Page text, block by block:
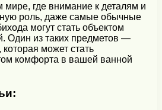
где внимание к деталям и
роль, даже самые обычные
могут стать объектом
Один из таких предметов —
которая может стать
комфорта в вашей ванной